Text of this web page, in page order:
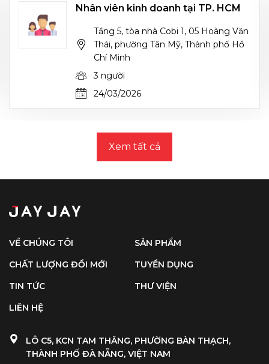
Nhân viên kinh doanh tại TP. HCM
Tầng 5, tòa nhà Cobi 1, 05 Hoàng Văn
Thái, phường Tân Mỹ, Thành phố Hồ
Chí Minh
3 người
24/03/2026
Xem tất cả
VỀ CHÚNG TÔI
SẢN PHẨM
CHẤT LƯỢNG ĐỔI MỚI
TUYỂN DỤNG
TIN TỨC
THƯ VIỆN
LIÊN HỆ
LÔ C5, KCN TAM THĂNG, PHƯỜNG BÀN THẠCH,
THÀNH PHỐ ĐÀ NẴNG, VIỆT NAM